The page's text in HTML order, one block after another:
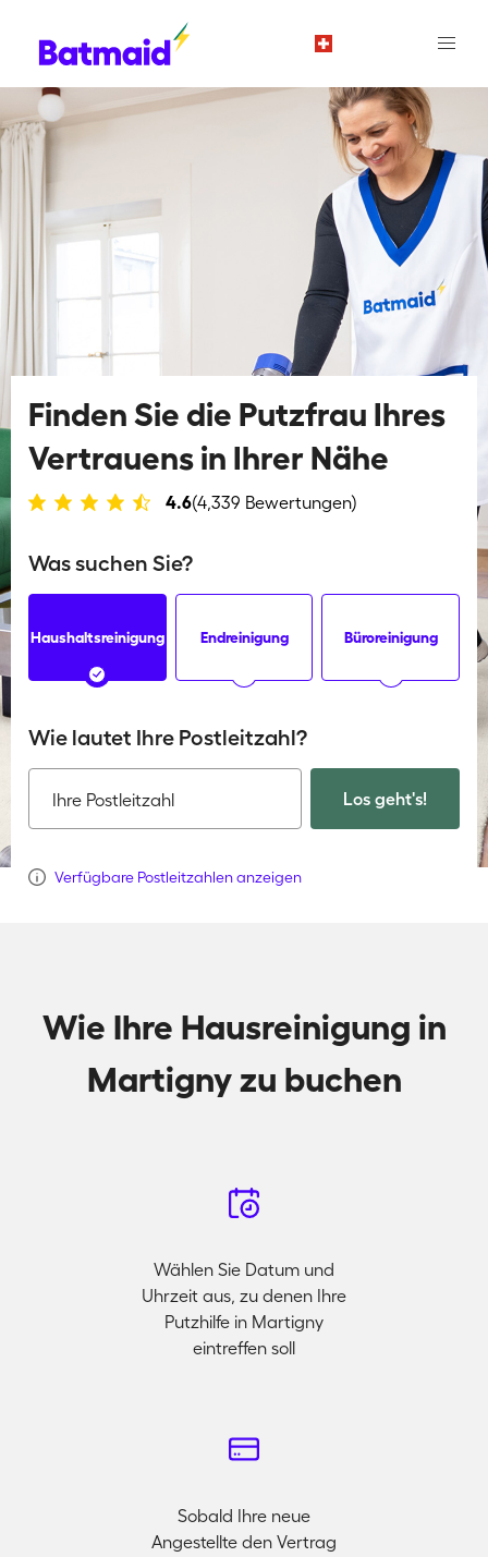
Finden Sie die Putzfrau Ihres
Vertrauens in Ihrer Nähe
4.6(4,339 Bewertungen)
Was suchen Sie?
Haushaltsreinigung Endreinigung Büroreinigung
Wie lautet Ihre Postleitzahl?
Ihre Postleitzahl Los geht's!
Verfügbare Postleitzahlen anzeigen
Wie Ihre Hausreinigung in
Martigny zu buchen
Wählen Sie Datum und
Uhrzeit aus, zu denen Ihre
Putzhilfe in Martigny
eintreffen soll
Sobald Ihre neue
Angestellte den Vertrag